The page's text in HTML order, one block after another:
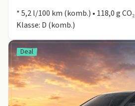
* 5,2 l/100 km (komb.) • 118,0 g
Klasse: D (komb.)
Deal